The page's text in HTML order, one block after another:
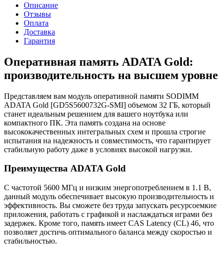
Описание
Отзывы
Оплата
Доставка
Гарантия
Оперативная память ADATA Gold:
производительность на высшем уровне
Представляем вам модуль оперативной памяти SODIMM
ADATA Gold [GD5S5600732G-SMI] объемом 32 ГБ, который
станет идеальным решением для вашего ноутбука или
компактного ПК. Эта память создана на основе
высококачественных интегральных схем и прошла строгие
испытания на надежность и совместимость, что гарантирует
стабильную работу даже в условиях высокой нагрузки.
Преимущества ADATA Gold
С частотой 5600 МГц и низким энергопотреблением в 1.1 В,
данный модуль обеспечивает высокую производительность и
эффективность. Вы сможете без труда запускать ресурсоемкие
приложения, работать с графикой и наслаждаться играми без
задержек. Кроме того, память имеет CAS Latency (CL) 46, что
позволяет достичь оптимального баланса между скоростью и
стабильностью.